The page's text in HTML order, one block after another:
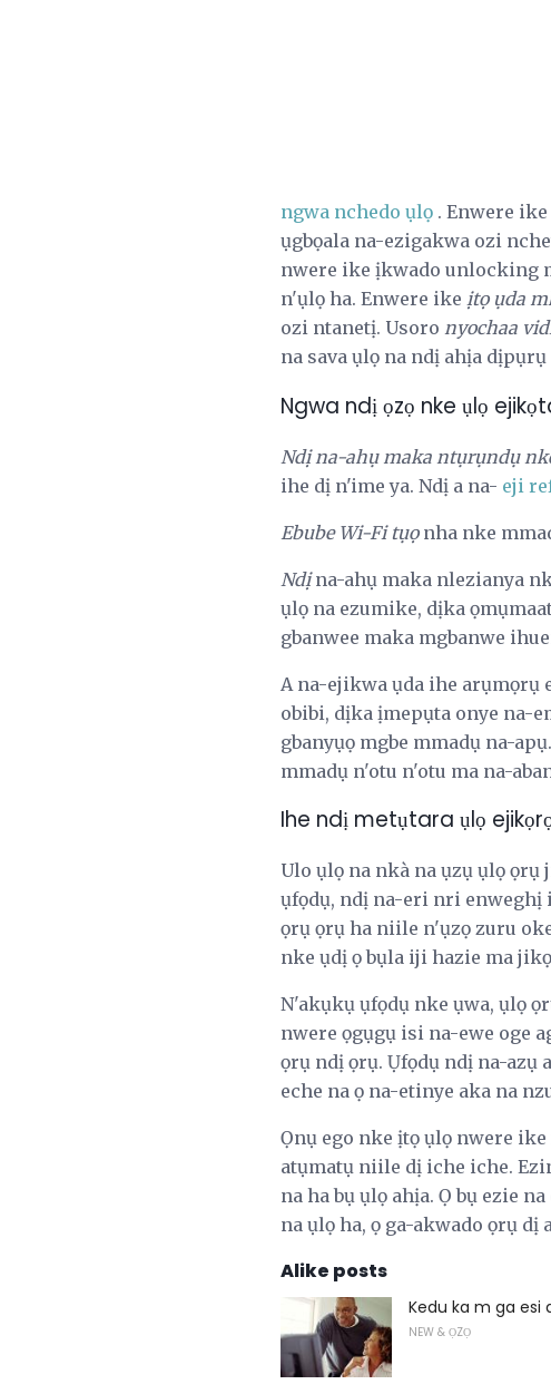
ngwa nchedo ụlọ . Enwere
ụgbọala na-ezigakwa ozi
nwere ike ịkwado unlocking
n'ụlọ ha. Enwere ike ịtọ ụda
ozi ntanetị. Usoro nyochaa
na sava ụlọ na ndị ahịa dịpụrụ
Ngwa ndị ọzọ nke ụlọ
Ndị na-ahụ maka ntụrụndụ
ihe dị n'ime ya. Ndị a na- eji
Ebube Wi-Fi tụọnha nke
Ndịna-ahụ maka nlezianya
ụlọ na ezumike, dịka
gbanwee maka mgbanwe
A na-ejikwa ụda ihe arụmọrụ
obibi, dịka ịmepụta onye na-
gbanyụọ mgbe mmadụ na-
mmadụ n'otu n'otu ma na-
Ihe ndị metụtara ụlọ
Ulo ụlọ na nkà na ụzụ ụlọ
ụfọdụ, ndị na-eri nri enweghị
ọrụ ọrụ ha niile n'ụzọ zuru
nke ụdị ọ bụla iji hazie ma
N'akụkụ ụfọdụ nke ụwa, ụlọ
nwere ọgụgụ isi na-ewe oge
ọrụ ndị ọrụ. Ụfọdụ ndị na-
eche na ọ na-etinye aka na
Ọnụ ego nke ịtọ ụlọ nwere
atụmatụ niile dị iche iche.
na ha bụ ụlọ ahịa. Ọ bụ ezie
na ụlọ ha, ọ ga-akwado ọrụ dị
Alike posts
Kedu ka m ga esi
NEW & ỌZỌ